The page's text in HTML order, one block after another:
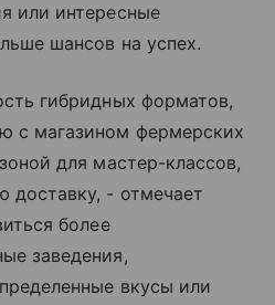
или интересные
шансов на успех.
гибридных форматов,
с магазином фермерских
для мастер-классов,
доставку, - отмечает
более
заведения,
вкусы или